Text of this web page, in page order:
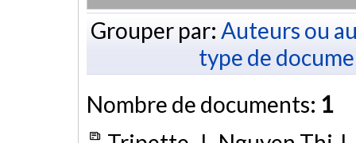
Grouper par: Auteurs ou
type de
Nombre de documents: 1